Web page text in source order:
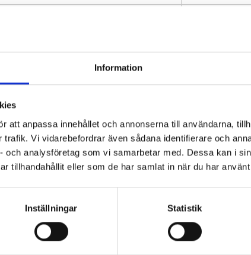
Information
att anpassa innehållet och annonserna till användarna,
Vi vidarebefordrar även sådana identifierare och
och analysföretag som vi samarbetar med. Dessa kan i
tillhandahållit eller som de har samlat in när du har
Inställningar Statistik
produkter